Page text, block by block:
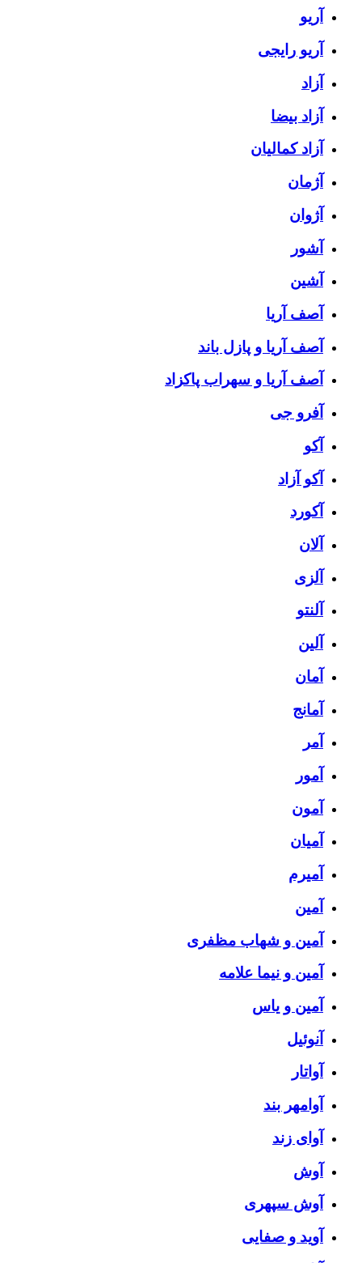
آریو
آریو رایجی
آزاد
آزاد بیضا
آزاد کمالیان
آژمان
آژوان
آشور
آشین
آصف آریا
آصف آریا و پازل باند
آصف آریا و سهراب پاکزاد
آفرو جی
آکو
آکو آزاد
آکورد
آلان
آلزی
آلنتو
آلین
آمان
آمانج
آمر
آمور
آمون
آمیان
آمیرم
آمین
آمین و شهاب مظفری
آمین و نیما علامه
آمین و یاس
آنوئیل
آواتار
آوامهر بند
آوای زند
آوش
آوش سپهری
آوید و صفایی